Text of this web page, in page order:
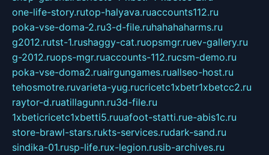
one-life-story.rutop-halyava.ruaccounts112.ru
poka-vse-doma-2.ru3-d-file.ruhahahaharms.ru
g2012.rutst-1.rushaggy-cat.ruopsmgr.ruev-gallery.ru
g-2012.ruops-mgr.ruaccounts-112.rucsm-demo.ru
poka-vse-doma2.ruairgungames.ruallseo-host.ru
tehosmotre.ruvarieta-yug.rucricetc1xbetr1xbetcc2.ru
raytor-d.ruatillagunn.ru3d-file.ru
1xbeticricetc1xbetti5.ruuafoot-statti.rue-abis1c.ru
store-brawl-stars.rukts-services.rudark-sand.ru
sindika-01.rusp-life.rux-legion.rusib-archives.ru